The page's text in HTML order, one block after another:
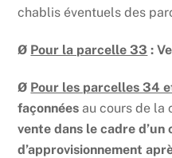
chablis éventuels des
Ø Pour la parcelle 33 :
Ø Pour les parcelles 34
façonnées au cours de
vente dans le cadre d’un
d’approvisionnement